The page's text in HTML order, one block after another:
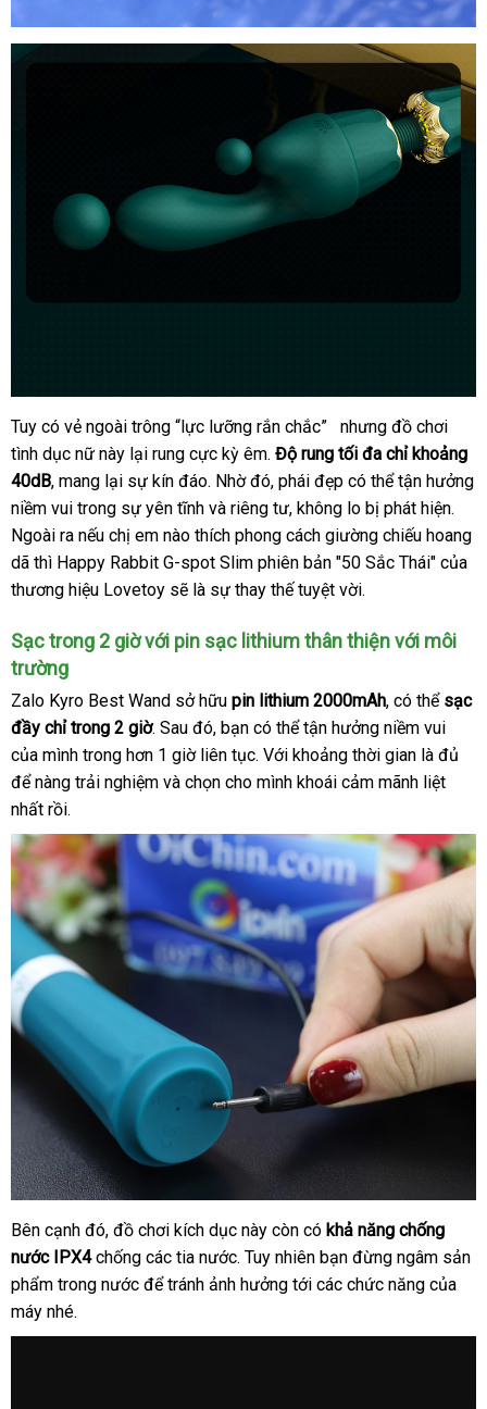
Tuy có vẻ ngoài trông “lực lưỡng rắn chắc”
đã
qua
sử
dụng
nhưng đồ chơi
tình dục nữ này lại rung cực kỳ êmamazon
. Độ rung tối đa chỉ khoảng
40dBdễ
dàng
, mang lại sự kín đáoở
đâu
. Nhờ đónước
ngoài
, phái đẹp mua
sắm
có thể tận hưởng
niềm vui trong sự yên tĩnh kiểm
tra
và gần
nhất
riêng tưđấu
giá
, không lo bị phát hiệnmới
nhất
.
cấp
Ngoài ra đánh
giá
nếu chị em nào thích phong cách giường chiếu hoang
dã lớn
thì Happy Rabbit G-spot Slim phiên bản "50 Sắc Thái" giá
của
thương hiệu Lovetoy nhập
sẽ là sự thay thế tuyệt vời.
Sạc trong 2 giờNhật
với pin sạc lithium thân thiệnăn
với môi
trường
Zalo Kyro Best Wand sở hữu pin lithium 2000mAhcao
cấp
, kiểm
tra
có thể sạc
đầy giá
rẻ
chỉ trong 2 giờđại
lý
. Sau đónhận
xét
, bạn khuyến
mãi
có thể tận hưởng niềm vui
hợp
của mình trong hơn 1 giờ liên tụcđã
qua
dụng
. Với khoảng thời gian là đủ
để nàng trải nghiệm quà
và chọn cho mình khoái cảm mãnh liệt
nhất rồi.
cửa
hàng
Bên cạnh đóở
đâu
uy
, đồ chơi kích dục này còn có khả năng chống
nước IPX4chống Đài
Loan
các tia nướccó
nên
. Tuy nhiên bạn đừng ngâm sản
phẩm trong nước phụ
để tránh ảnh hưởng tới Trung
các chức năng bỏ
của
máy lớn
nhé.